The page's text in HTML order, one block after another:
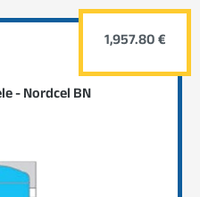
- Nordcel BN
1,957.80 €